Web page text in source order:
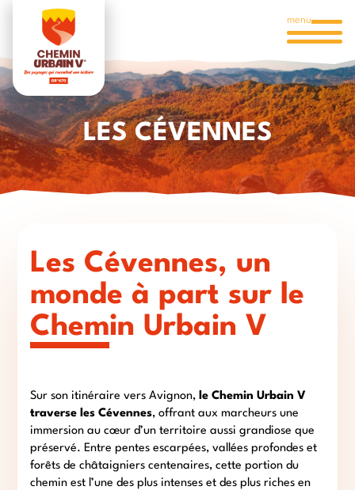
menu
LES CÉVENNES
Les Cévennes, un
monde à part sur le
Chemin Urbain V
Sur son itinéraire vers Avignon, le Chemin Urbain V
traverse les Cévennes, offrant aux marcheurs une
immersion au cœur d’un territoire aussi grandiose que
préservé. Entre pentes escarpées, vallées profondes et
forêts de châtaigniers centenaires, cette portion du
chemin est l’une des plus intenses et des plus riches en